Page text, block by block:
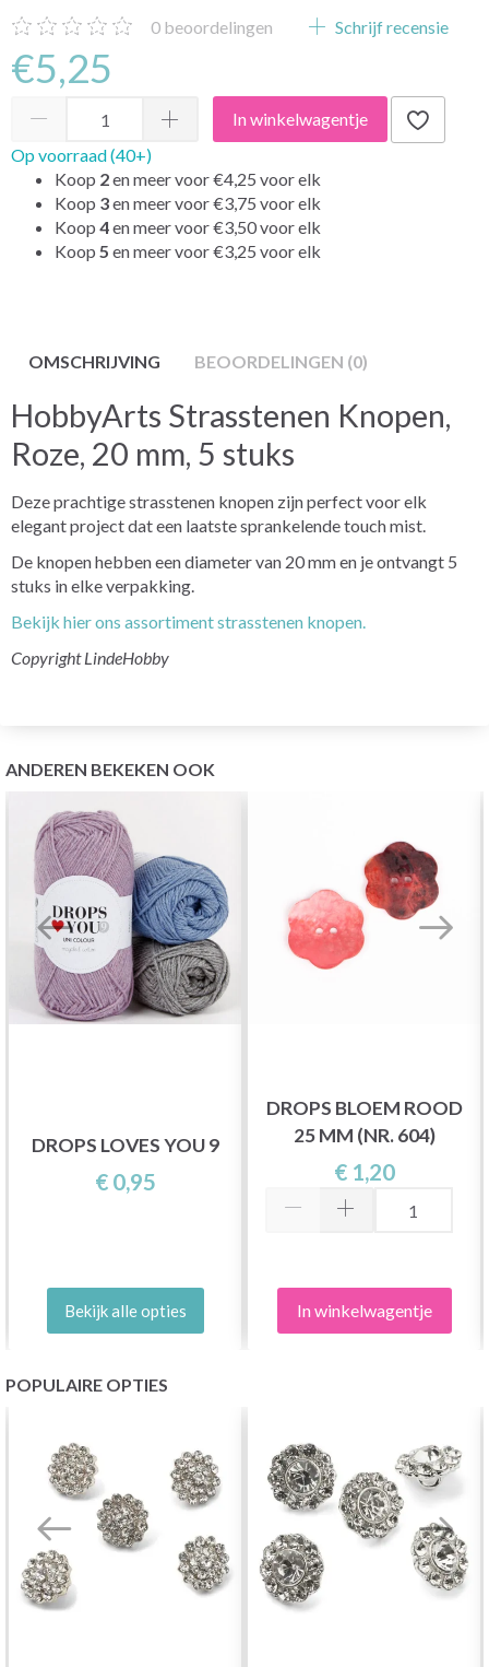
0 beoordelingen Schrijf recensie
€5,25
In winkelwagentje
Op voorraad (40+)
Koop 2en meer voor€4,25 voor elk
Koop 3en meer voor€3,75 voor elk
Koop 4en meer voor€3,50voor elk
Koop 5 en meer voor€3,25 voor elk
OMSCHRIJVING BEOORDELINGEN (0)
HobbyArts Strasstenen Knopen,
Roze, 20 mm, 5 stuks
Deze prachtige strasstenen knopen zijn perfect voor elk
elegant project dat een laatste sprankelende touch mist.
De knopen hebben een diameter van 20 mm en je ontvangt 5
stuks in elke verpakking.
Bekijk hier ons assortiment strasstenen knopen.
Copyright LindeHobby
ANDEREN BEKEKEN OOK
DROPS LOVES YOU 9
€ 0,95
Bekijk alle opties
DROPS BLOEM ROOD
25 MM (NR. 604)
€ 1,20
In winkelwagentje
POPULAIRE OPTIES